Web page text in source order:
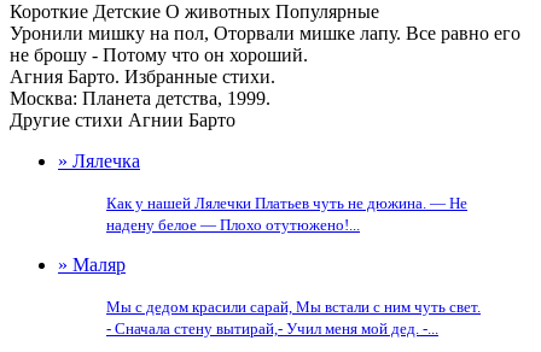
Короткие Детские О животных Популярные
Уронили мишку на пол, Оторвали мишке лапу. Все равно его
не брошу - Потому что он хороший.
Агния Барто. Избранные стихи.
Москва: Планета детства, 1999.
Другие стихи Агнии Барто
» Лялечка
Как у нашей Лялечки Платьев чуть не дюжина. — Не
надену белое — Плохо отутюжено!...
» Маляр
Мы с дедом красили сарай, Мы встали с ним чуть свет.
- Сначала стену вытирай,- Учил меня мой дед. -...